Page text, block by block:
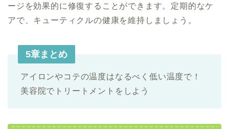
ージを効果的に修復することができます。定期的なケ
アで、キューティクルの健康を維持しましょう。
5章まとめ
アイロンやコテの温度はなるべく低い温度で！
美容院でトリートメントをしよう